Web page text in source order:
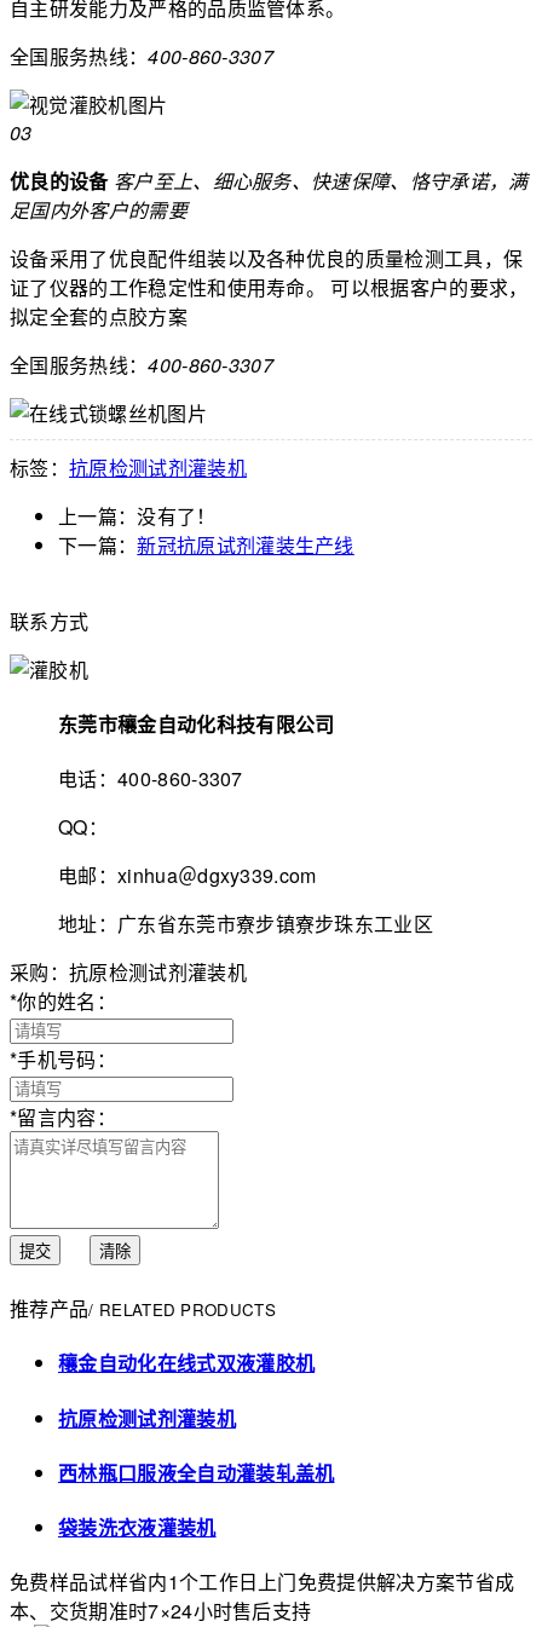
自主研发能力及严格的品质监管体系。
全国服务热线：400-860-3307
03
优良的设备 客户至上、细心服务、快速保障、恪守承诺，满
足国内外客户的需要
设备采用了优良配件组装以及各种优良的质量检测工具，保
证了仪器的工作稳定性和使用寿命。
可以根据客户的要求，
拟定全套的点胶方案
全国服务热线：400-860-3307
标签： 抗原检测试剂灌装机
上一篇：没有了！
下一篇：新冠抗原试剂灌装生产线
联系方式
东莞市穰金自动化科技有限公司
电话：400-860-3307
QQ：
电邮：xinhua＠dgxy339.com
地址：广东省东莞市寮步镇寮步珠东工业区
采购：抗原检测试剂灌装机
*你的姓名：
*手机号码：
*留言内容：
提交 清除
推荐产品/ RELATED PRODUCTS
穰金自动化在线式双液灌胶机
抗原检测试剂灌装机
西林瓶口服液全自动灌装轧盖机
袋装洗衣液灌装机
免费样品试样省内1个工作日上门免费提供解决方案节省成
本、交货期准时7×24小时售后支持